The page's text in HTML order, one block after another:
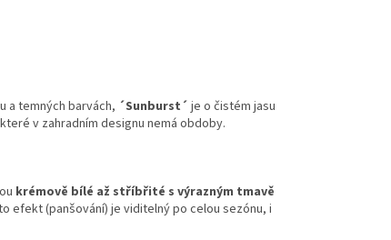
a temných barvách, ´Sunburst´ je o čistém jasu
v zahradním designu nemá obdoby.
krémově bílé až stříbřité s výrazným tmavě
efekt (panšování) je viditelný po celou sezónu, i